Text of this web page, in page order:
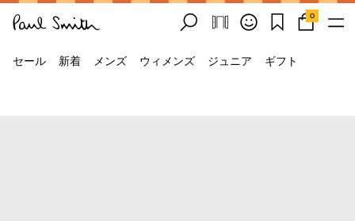
0
セール 新着 メンズ ウィメンズ ジュニア ギフト